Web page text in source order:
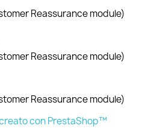
Reassurance module)
Reassurance module)
Reassurance module)
con PrestaShop™